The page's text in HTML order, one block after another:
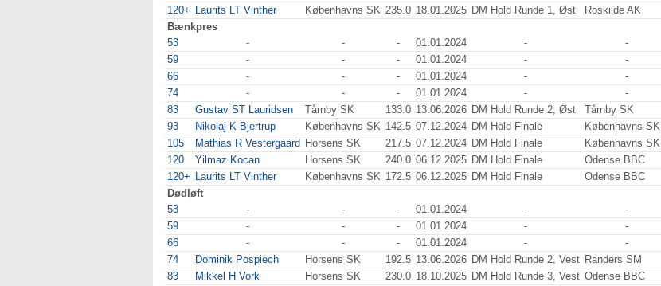
120+ Laurits LT Vinther Københavns SK 235.0 18.01.2025 DM Hold Runde 1, Øst
Roskilde AK
Bænkpres
53
- - - 01.01.2024 -
-
59
- - - 01.01.2024 -
-
66
- - - 01.01.2024 -
-
74
- - - 01.01.2024 -
-
83
Gustav ST Lauridsen Tårnby SK 133.0 13.06.2026 DM Hold Runde 2, Øst
Tårnby SK
93
Nikolaj K Bjertrup Københavns SK 142.5 07.12.2024 DM Hold Finale
Københavns SK
105
Mathias R Vestergaard Horsens SK 217.5 07.12.2024 DM Hold Finale
Københavns SK
120
Yilmaz Kocan Horsens SK 240.0 06.12.2025 DM Hold Finale
Odense BBC
120+ Laurits LT Vinther Københavns SK 172.5 06.12.2025 DM Hold Finale
Odense BBC
Dødløft
53
- - - 01.01.2024 -
-
59
- - - 01.01.2024 -
-
66
- - - 01.01.2024 -
-
74
Dominik Pospiech Horsens SK 192.5 13.06.2026 DM Hold Runde 2, Vest Randers SM
83
Mikkel H Vork Horsens SK 230.0 18.10.2025 DM Hold Runde 3, Vest Odense BBC